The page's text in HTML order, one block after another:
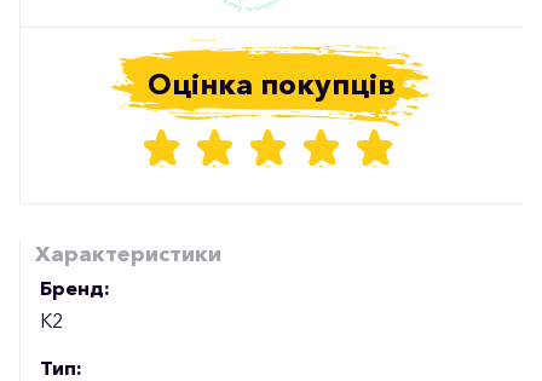
Оцінка покупців
Характеристики
Бренд:
К2
Тип: